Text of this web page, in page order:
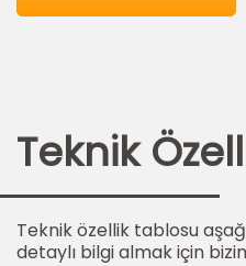
Teknik
Teknik özellik tablosu
detaylı bilgi almak için